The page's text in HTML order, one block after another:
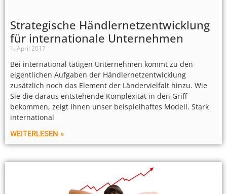
Strategische Händlernetzentwicklung
für internationale Unternehmen
1. April 2017
Bei international tätigen Unternehmen kommt zu den
eigentlichen Aufgaben der Händlernetzentwicklung
zusätzlich noch das Element der Ländervielfalt hinzu. Wie
Sie die daraus entstehende Komplexität in den Griff
bekommen, zeigt Ihnen unser beispielhaftes Modell. Stark
international
WEITERLESEN »